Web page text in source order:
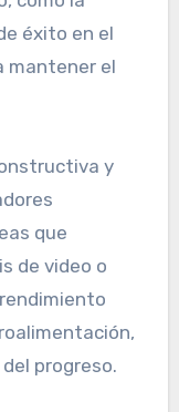
para
y ajustar
sobre
como la
éxito en el
el
y